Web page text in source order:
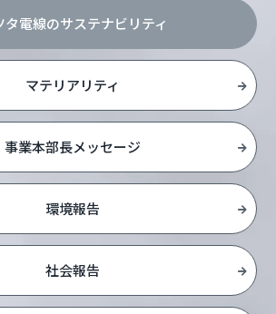
タ電線のサステナビリティ
マテリアリティ
事業本部長メッセージ
環境報告
社会報告